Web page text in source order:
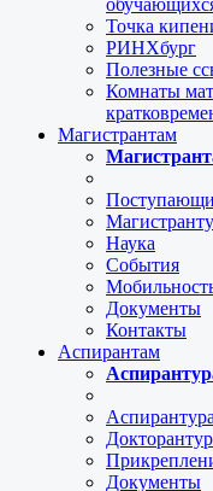
Точка
РИНХбург
Полезные
Комнаты
Магистрантам
Магистранту
Наука
События
Документы
Контакты
Аспирантам
Аспирантура
Документы